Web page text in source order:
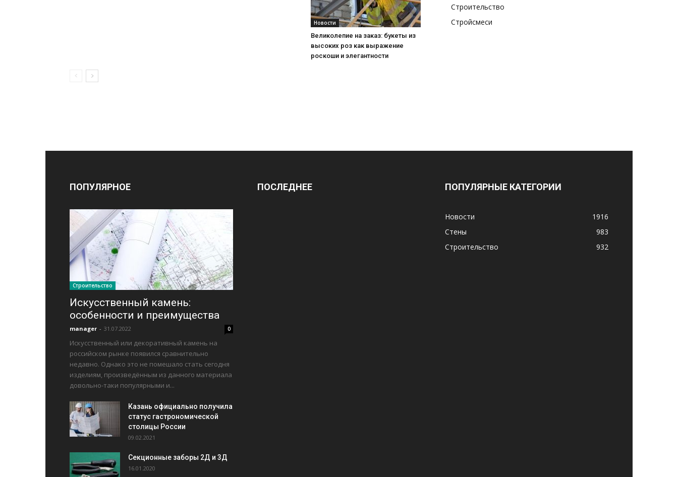
Новости
Великолепие на заказ: букеты из
высоких роз как выражение
роскоши и элегантности
Строительство
Стройсмеси
ПОПУЛЯРНОЕ
Строительство
Искусственный камень:
особенности и преимущества
manager - 31.07.2022 0
Искусственный или декоративный камень на
российском рынке появился сравнительно
недавно. Однако это не помешало стать сегодня
изделиям, произведённым из данного материала
довольно-таки популярными и...
Казань официально получила
статус гастрономической
столицы России
09.02.2021
Секционные заборы 2Д и 3Д
16.01.2020
ПОСЛЕДНЕЕ ПОПУЛЯРНЫЕ КАТЕГОРИИ
Новости
1916
Стены
983
Строительство
932